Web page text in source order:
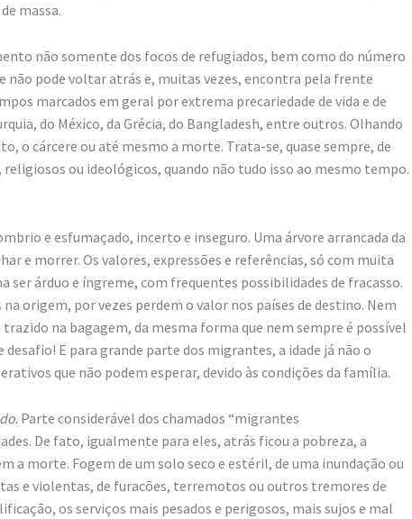
massa.
não somente dos focos de refugiados, bem como do número
não pode voltar atrás e, muitas vezes, encontra pela frente
marcados em geral por extrema precariedade de vida e de
do México, da Grécia, do Bangladesh, entre outros. Olhando
o cárcere ou até mesmo a morte. Trata-se, quase sempre, de
ou ideológicos, quando não tudo isso ao mesmo tempo.
e esfumaçado, incerto e inseguro. Uma árvore arrancada da
e morrer. Os valores, expressões e referências, só com muita
árduo e íngreme, com frequentes possibilidades de fracasso.
origem, por vezes perdem o valor nos países de destino. Nem
na bagagem, da mesma forma que nem sempre é possível
E para grande parte dos migrantes, a idade já não o
que não podem esperar, devido às condições da família.
. Parte considerável dos chamados “migrantes
De fato, igualmente para eles, atrás ficou a pobreza, a
morte. Fogem de um solo seco e estéril, de uma inundação ou
e violentas, de furacões, terremotos ou outros tremores de
os serviços mais pesados e perigosos, mais sujos e mal